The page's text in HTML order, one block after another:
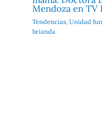
Mendoza en TV
Tendencias, Unidad
brianda